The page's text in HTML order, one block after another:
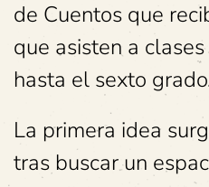
de Cuentos que
que asisten a
hasta el sexto
La primera idea
tras buscar un